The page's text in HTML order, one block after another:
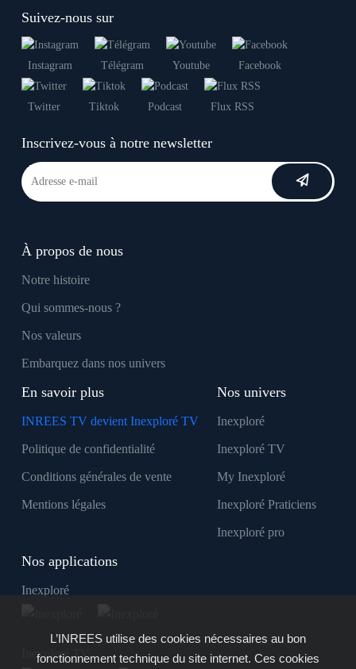
Suivez-nous sur
Instagram Télégram Youtube Facebook
Twitter Tiktok Podcast Flux RSS
Inscrivez-vous à notre newsletter
À propos de nous
Notre histoire
Qui sommes-nous ?
Nos valeurs
Embarquez dans nos univers
En savoir plus
INREES TV devient Inexploré TV
Politique de confidentialité
Conditions générales de vente
Mentions légales
Nos univers
Inexploré
Inexploré TV
My Inexploré
Inexploré Praticiens
Inexploré pro
Nos applications
Inexploré
Inexploré TV
L’INREES utilise des cookies nécessaires au bon
fonctionnement technique du site internet. Ces cookies